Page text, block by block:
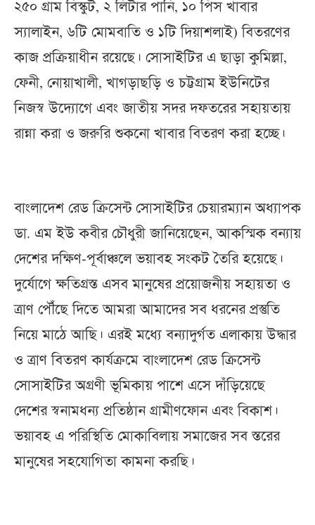
২৫০ গ্রাম বিস্কুট, ২ লিটার পানি, ১০ পিস খাবার
স্যালাইন, ৬টি মোমবাতি ও ১টি দিয়াশলাই) বিতরণের
কাজ প্রক্রিয়াধীন রয়েছে। সোসাইটির এ ছাড়া কুমিল্লা,
ফেনী, নোয়াখালী, খাগড়াছড়ি ও চট্টগ্রাম ইউনিটের
নিজস্ব উদ্যোগে এবং জাতীয় সদর দফতরের সহায়তায়
রান্না করা ও জরুরি শুকনো খাবার বিতরণ করা হচ্ছে।
বাংলাদেশ রেড ক্রিসেন্ট সোসাইটির চেয়ারম্যান অধ্যাপক
ডা. এম ইউ কবীর চৌধুরী জানিয়েছেন, আকস্মিক বন্যায়
দেশের দক্ষিণ-পূর্বাঞ্চলে ভয়াবহ সংকট তৈরি হয়েছে।
দুর্যোগে ক্ষতিগ্রস্ত এসব মানুষের প্রয়োজনীয় সহায়তা ও
ত্রাণ পৌঁছে দিতে আমরা আমাদের সব ধরনের প্রস্তুতি
নিয়ে মাঠে আছি। এরই মধ্যে বন্যাদুর্গত এলাকায় উদ্ধার
ও ত্রাণ বিতরণ কার্যক্রমে বাংলাদেশ রেড ক্রিসেন্ট
সোসাইটির অগ্রণী ভূমিকায় পাশে এসে দাঁড়িয়েছে
দেশের স্বনামধন্য প্রতিষ্ঠান গ্রামীণফোন এবং বিকাশ।
ভয়াবহ এ পরিস্থিতি মোকাবিলায় সমাজের সব স্তরের
মানুষের সহযোগিতা কামনা করছি।